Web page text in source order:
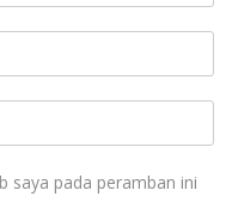
saya pada peramban ini